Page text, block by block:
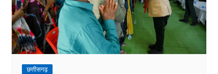
छत्तीसगढ़